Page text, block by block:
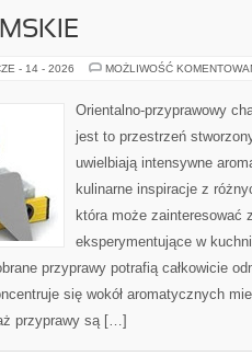
- 14 - 2026 MOŻLIWOŚĆ
Orientalno-przyprawowy
jest to przestrzeń
uwielbiają intensywne
kulinarne inspiracje z
która może zainteresować
eksperymentujące w
przyprawy potrafią całkowicie
się wokół aromatycznych
przyprawy są […]